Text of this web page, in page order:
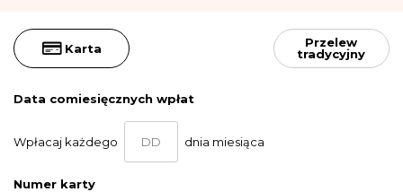
Karta
Przelew
tradycyjny
Data comiesięcznych wpłat
Wpłacaj każdego dnia miesiąca
Numer karty